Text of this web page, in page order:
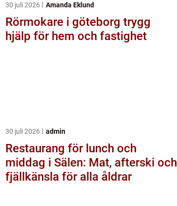
30 juli 2026 Amanda Eklund
Rörmokare i göteborg trygg
hjälp för hem och fastighet
30 juli 2026 admin
Restaurang för lunch och
middag i Sälen: Mat, afterski och
fjällkänsla för alla åldrar